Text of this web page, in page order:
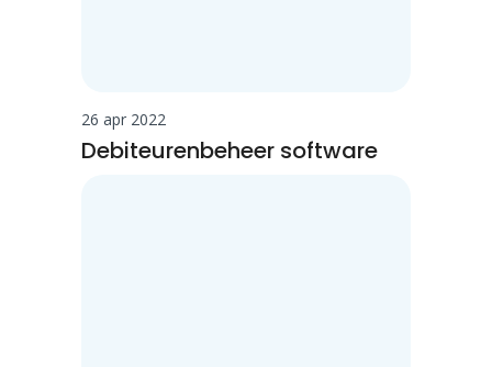
26 apr 2022
Debiteurenbeheer software